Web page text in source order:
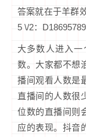
答案就在于羊群
5 \/2：
大多数人进入
数。大家都不想
播间观看人数是
直播间的人数很
位数的直播间则
应的表现。抖音